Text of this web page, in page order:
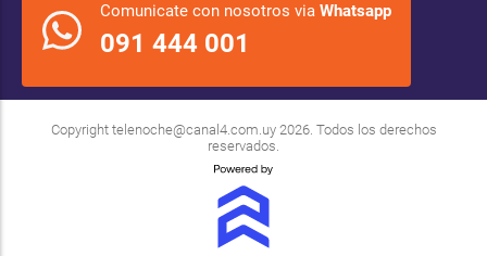
Comunicate con nosotros via Whatsapp
091 444 001
Copyright telenoche@canal4.com.uy2026. Todos los derechos
reservados.